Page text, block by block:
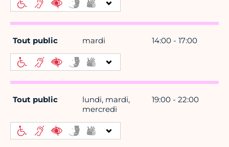
Tout public mardi 14:00 - 17:00
Tout public
lundi, mardi,
mercredi
19:00 - 22:00